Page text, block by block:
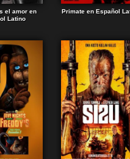
el amor en
Latino
Primate en Español